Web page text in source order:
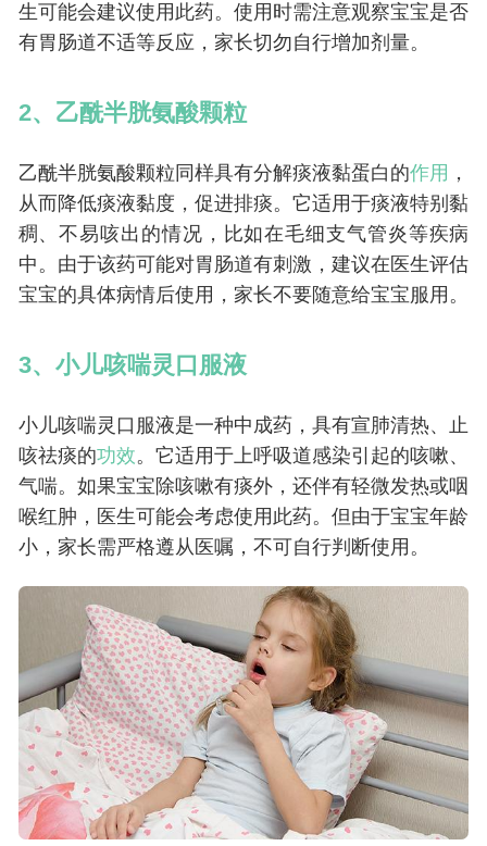
生可能会建议使用此药。使用时需注意观察宝宝是否
有胃肠道不适等反应，家长切勿自行增加剂量。
2、乙酰半胱氨酸颗粒
乙酰半胱氨酸颗粒同样具有分解痰液黏蛋白的作用 ，
从而降低痰液黏度，促进排痰。它适用于痰液特别黏
稠、不易咳出的情况，比如在毛细支气管炎等疾病
中。由于该药可能对胃肠道有刺激，建议在医生评估
宝宝的具体病情后使用，家长不要随意给宝宝服用。
3、小儿咳喘灵口服液
小儿咳喘灵口服液是一种中成药，具有宣肺清热、止
咳祛痰的功效。它适用于上呼吸道感染引起的咳嗽、
气喘。如果宝宝除咳嗽有痰外，还伴有轻微发热或咽
喉红肿，医生可能会考虑使用此药。但由于宝宝年龄
小，家长需严格遵从医嘱，不可自行判断使用。